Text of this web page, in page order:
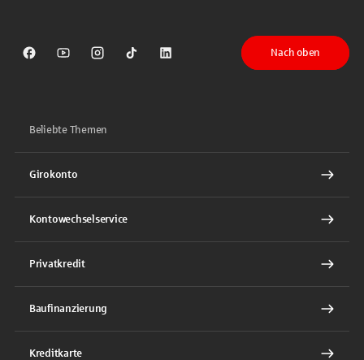
Sparkasse auf Facebook
Sparkasse auf Youtube
Sparkasse auf Instagram
Sparkasse auf TikTok
Sparkasse auf LinkedIn
Nach oben
Beliebte Themen
Girokonto
Kontowechselservice
Privatkredit
Baufinanzierung
Kreditkarte